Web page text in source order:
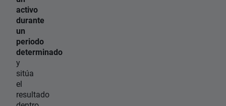
activo
durante
un
periodo
determinado
y
sitúa
el
resultado